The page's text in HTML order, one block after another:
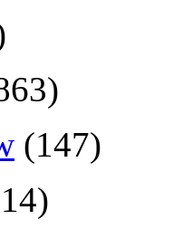
(147)